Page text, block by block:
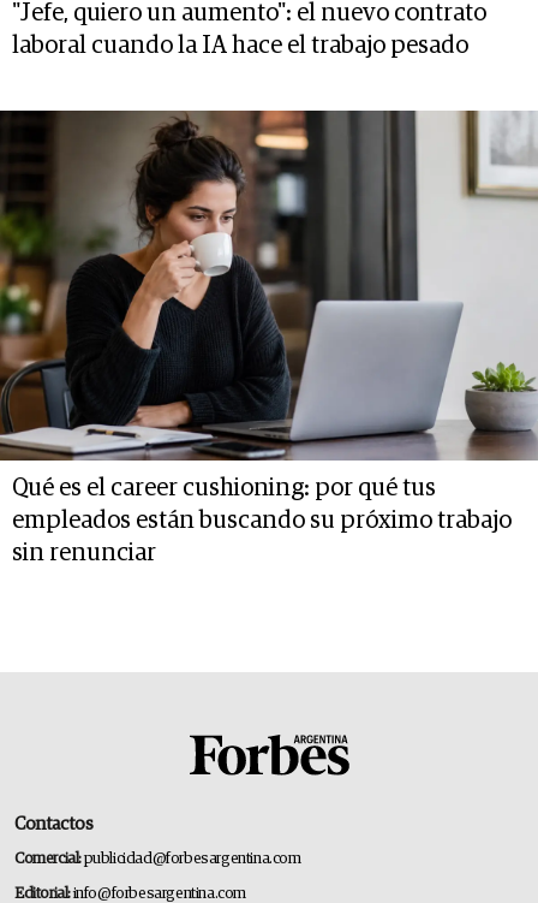
"Jefe, quiero un aumento": el nuevo contrato
laboral cuando la IA hace el trabajo pesado
Qué es el career cushioning: por qué tus
empleados están buscando su próximo trabajo
sin renunciar
Contactos
Comercial:publicidad@forbesargentina.com
Editorial:info@forbesargentina.com